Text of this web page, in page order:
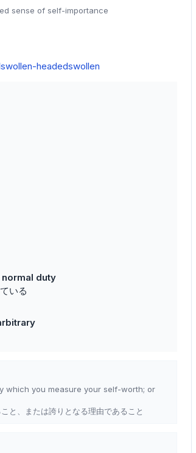
sense of self-importance
swollen-headedswollen
duty
いる
which you measure your self-worth; or
と、または誇りとなる理由であること